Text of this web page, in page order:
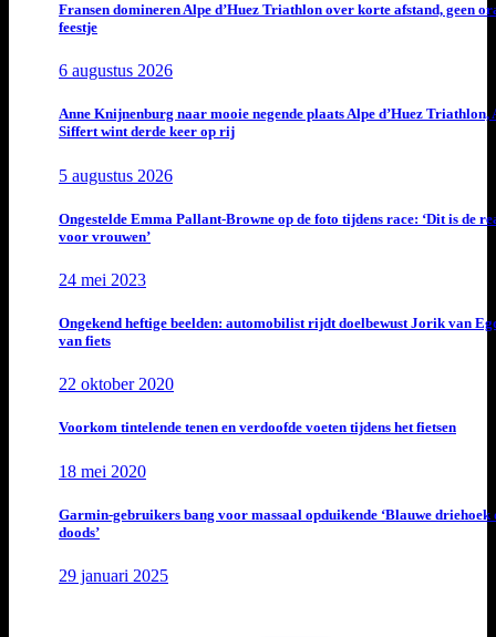
Fransen domineren Alpe d’Huez Triathlon over korte afstand, geen
feestje
6 augustus 2026
Anne Knijnenburg naar mooie negende plaats Alpe d’Huez Triathlon,
Siffert wint derde keer op rij
5 augustus 2026
Ongestelde Emma Pallant-Browne op de foto tijdens race: ‘Dit is de
voor vrouwen’
24 mei 2023
Ongekend heftige beelden: automobilist rijdt doelbewust Jorik van
van fiets
22 oktober 2020
Voorkom tintelende tenen en verdoofde voeten tijdens het fietsen
18 mei 2020
Garmin-gebruikers bang voor massaal opduikende ‘Blauwe driehoek
doods’
29 januari 2025